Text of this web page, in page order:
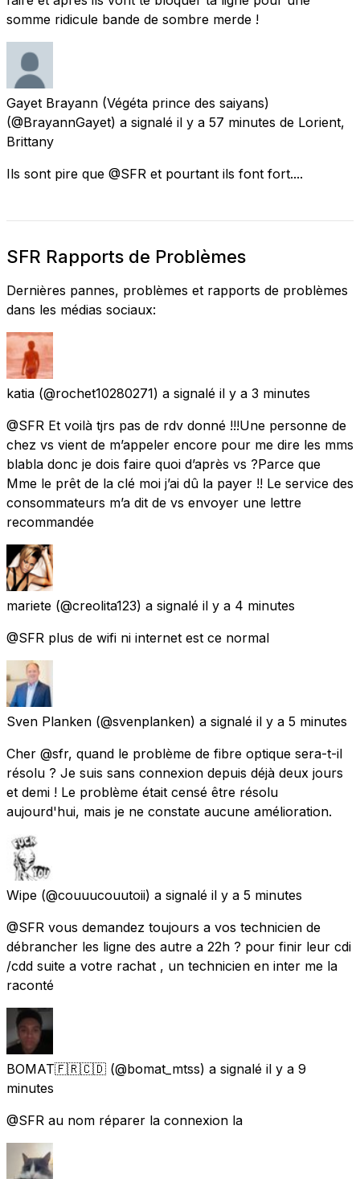
somme ridicule bande de sombre merde !
Gayet Brayann (Végéta prince des saiyans)
(@BrayannGayet) a signalé il y a 57 minutes de Lorient,
Brittany
Ils sont pire que @SFR et pourtant ils font fort....
SFR Rapports de Problèmes
Dernières pannes, problèmes et rapports de problèmes
dans les médias sociaux:
katia (@rochet10280271) a signalé il y a 3 minutes
@SFR Et voilà tjrs pas de rdv donné !!!Une personne de
chez vs vient de m’appeler encore pour me dire les mms
blabla donc je dois faire quoi d’après vs ?Parce que
Mme le prêt de la clé moi j’ai dû la payer !! Le service des
consommateurs m’a dit de vs envoyer une lettre
recommandée
mariete (@creolita123) a signalé il y a 4 minutes
@SFR plus de wifi ni internet est ce normal
Sven Planken (@svenplanken) a signalé il y a 5 minutes
Cher @sfr, quand le problème de fibre optique sera-t-il
résolu ? Je suis sans connexion depuis déjà deux jours
et demi ! Le problème était censé être résolu
aujourd'hui, mais je ne constate aucune amélioration.
Wipe (@couuucouutoii) a signalé il y a 5 minutes
@SFR vous demandez toujours a vos technicien de
débrancher les ligne des autre a 22h ? pour finir leur cdi
/cdd suite a votre rachat , un technicien en inter me la
raconté
BOMAT🇫🇷🇨🇩 (@bomat_mtss) a signalé il y a 9
minutes
@SFR au nom réparer la connexion la